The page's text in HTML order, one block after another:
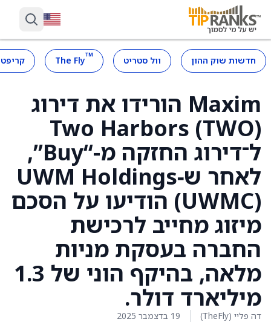
חדשות שוק ההון וול סטריט ™
The Fly
Maxim הורידו את דירוג
Two Harbors (TWO)
ל־דירוג החזקה מ-“Buy”,
לאחר ש‑UWM Holdings
(UWMC) הודיעו על הסכם
מיזוג מחייב לרכישת
החברה בעסקת מניות
מלאה, בהיקף הוני של 1.3
מיליארד דולר.
דה פליי (TheFly) 19 בדצמבר 2025